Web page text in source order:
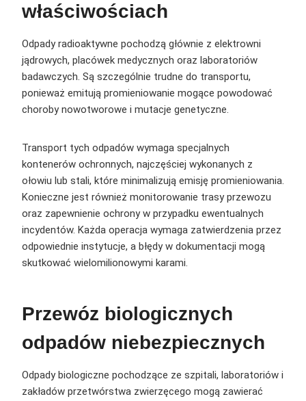
właściwościach
Odpady radioaktywne pochodzą głównie z elektrowni
jądrowych, placówek medycznych oraz laboratoriów
badawczych. Są szczególnie trudne do transportu,
ponieważ emitują promieniowanie mogące powodować
choroby nowotworowe i mutacje genetyczne.
Transport tych odpadów wymaga specjalnych
kontenerów ochronnych, najczęściej wykonanych z
ołowiu lub stali, które minimalizują emisję promieniowania.
Konieczne jest również monitorowanie trasy przewozu
oraz zapewnienie ochrony w przypadku ewentualnych
incydentów. Każda operacja wymaga zatwierdzenia przez
odpowiednie instytucje, a błędy w dokumentacji mogą
skutkować wielomilionowymi karami.
Przewóz biologicznych
odpadów niebezpiecznych
Odpady biologiczne pochodzące ze szpitali, laboratoriów i
zakładów przetwórstwa zwierzęcego mogą zawierać